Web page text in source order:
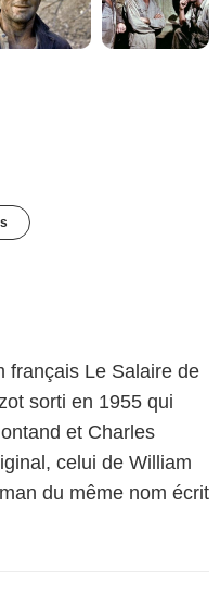
français Le Salaire de
sorti en 1955 qui
et Charles
celui de William
du même nom écrit